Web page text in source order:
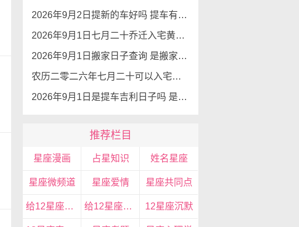
2026年9月2日提新的车好吗 提车有好运势吗
2026年9月1日七月二十乔迁入宅黄道吉日查询 是搬家吉日么
2026年9月1日搬家日子查询 是搬家好日子么
农历二零二六年七月二十可以入宅吗 2026年9月1日本日入宅吉利么
2026年9月1日是提车吉利日子吗 是提新车的吉日吗
推荐栏目
星座漫画 占星知识 姓名星座
星座微频道 星座爱情 星座共同点
给12星座的忠告 给12星座的14句心里话 12星座沉默